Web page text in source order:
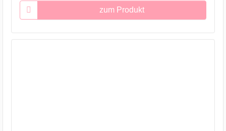
zum Produkt